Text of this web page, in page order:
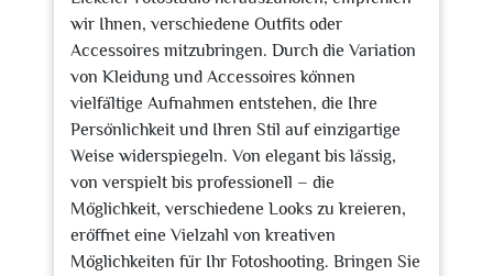
wir Ihnen, verschiedene Outfits oder
Accessoires mitzubringen. Durch die Variation
von Kleidung und Accessoires können
vielfältige Aufnahmen entstehen, die Ihre
Persönlichkeit und Ihren Stil auf einzigartige
Weise widerspiegeln. Von elegant bis lässig,
von verspielt bis professionell – die
Möglichkeit, verschiedene Looks zu kreieren,
eröffnet eine Vielzahl von kreativen
Möglichkeiten für Ihr Fotoshooting. Bringen Sie